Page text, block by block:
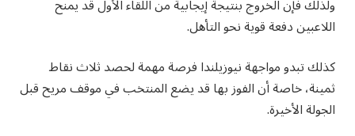
اللاعبين دفعة قوية نحو التأهل.
كذلك تبدو مواجهة نيوزيلندا فرصة مهمة لحصد ثلاث نقاط
ثمينة، خاصة أن الفوز بها قد يضع المنتخب في موقف مريح قبل
الجولة الأخيرة.